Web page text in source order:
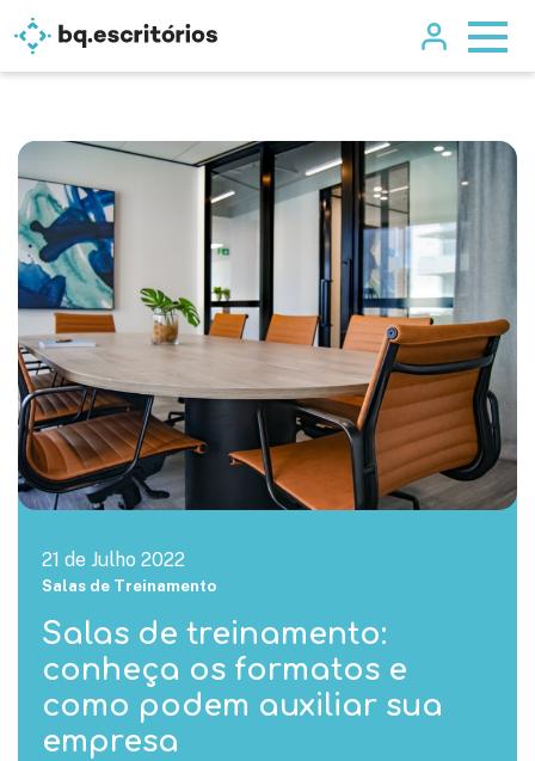
21 de Julho 2022
Salas de Treinamento
Salas de treinamento:
conheça os formatos e
como podem auxiliar sua
empresa